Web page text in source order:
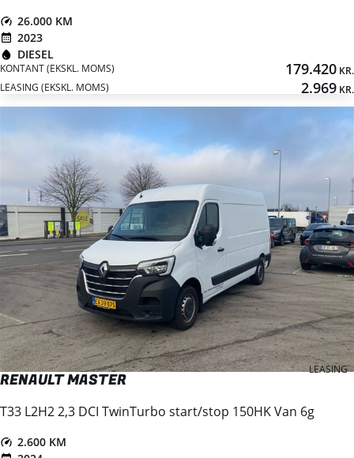
26.000 KM
2023
DIESEL
KONTANT (EKSKL. MOMS) 179.420 KR.
LEASING (EKSKL. MOMS)
2.969 KR.
LEASING
RENAULT MASTER
T33 L2H2 2,3 DCI TwinTurbo start/stop 150HK Van 6g
2.600 KM